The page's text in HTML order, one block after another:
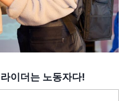
이더는 노동자다!